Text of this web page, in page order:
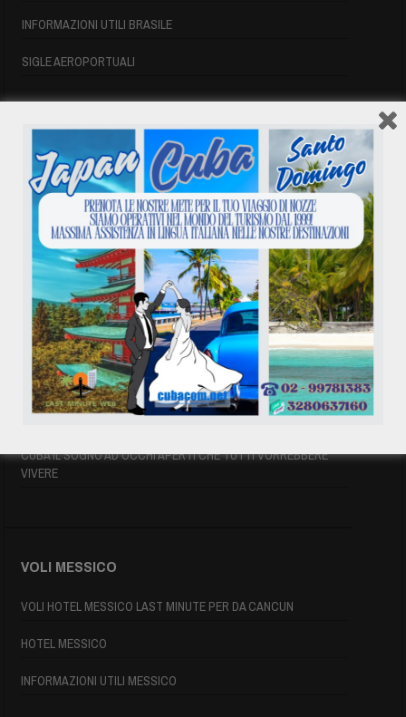
INFORMAZIONI UTILI BRASILE
SIGLE AEROPORTUALI
VOLI CUBA
VOLI CUBA
VOLI CUBA LAST MINUTE
VOLI DI LINEA CUBA
AFFITTO CASE A PLAYA DEL ESTE
ASSICURAZIONE E VISTO CUBA
INFORMAZIONI UTILI
MAPPA DI CUBA
CUBA IL SOGNO AD OCCHI APERTI CHE TUTTI VORREBBERE
VIVERE
VOLI MESSICO
VOLI HOTEL MESSICO LAST MINUTE PER DA CANCUN
HOTEL MESSICO
INFORMAZIONI UTILI MESSICO